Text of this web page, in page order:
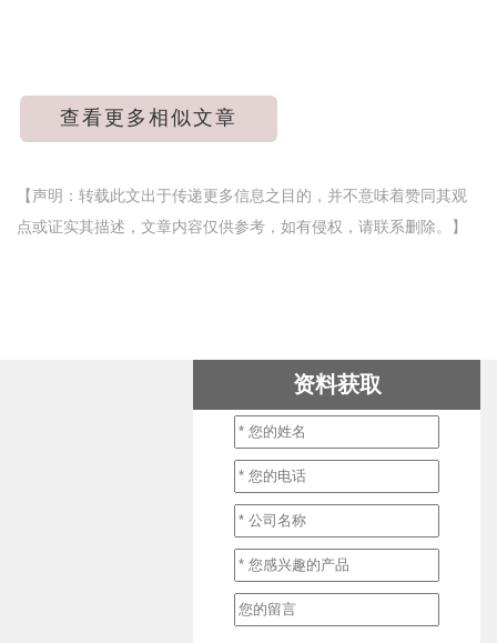
查看更多相似文章
【声明：转载此文出于传递更多信息之目的，并不意味着赞同其观
点或证实其描述，文章内容仅供参考，如有侵权，请联系删除。】
资料获取